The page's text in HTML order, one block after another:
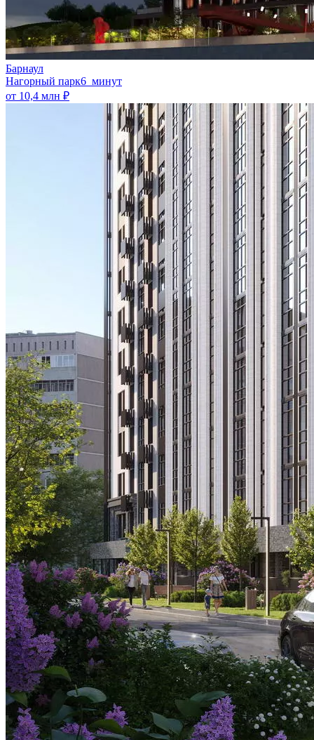
Барнаул
Нагорный парк6 минут
от 10,4 млн ₽